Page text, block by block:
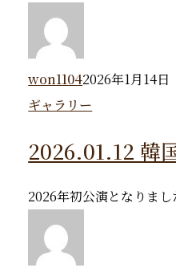
won11042026年1月14日
ギャラリー
2026.01.12 韓
2026年初公演となりま